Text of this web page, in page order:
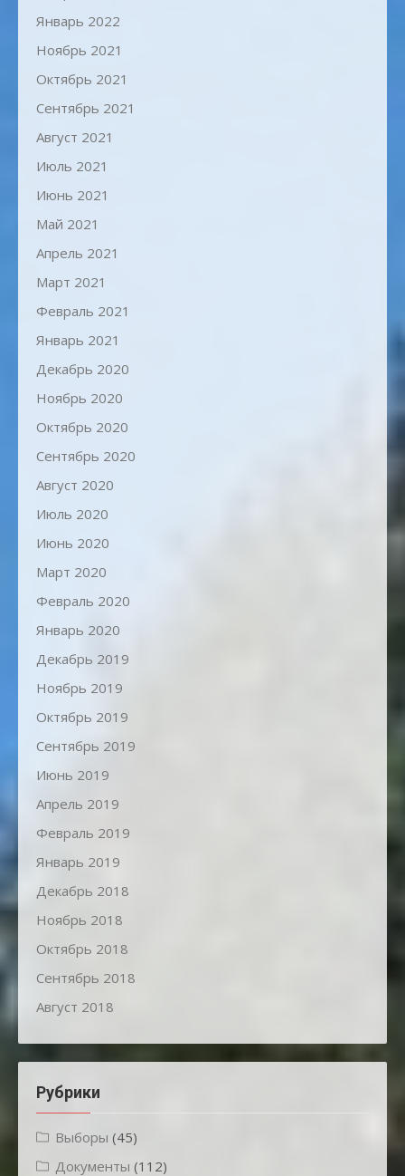
Январь 2022
Ноябрь 2021
Октябрь 2021
Сентябрь 2021
Август 2021
Июль 2021
Июнь 2021
Май 2021
Апрель 2021
Март 2021
Февраль 2021
Январь 2021
Декабрь 2020
Ноябрь 2020
Октябрь 2020
Сентябрь 2020
Август 2020
Июль 2020
Июнь 2020
Март 2020
Февраль 2020
Январь 2020
Декабрь 2019
Ноябрь 2019
Октябрь 2019
Сентябрь 2019
Июнь 2019
Апрель 2019
Февраль 2019
Январь 2019
Декабрь 2018
Ноябрь 2018
Октябрь 2018
Сентябрь 2018
Август 2018
Рубрики
Выборы (45)
Документы (112)